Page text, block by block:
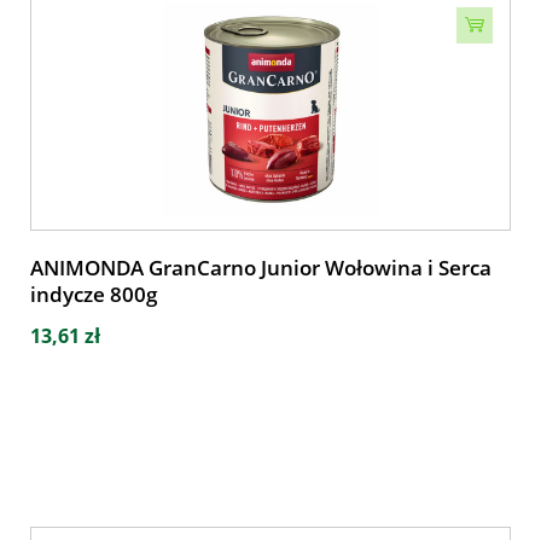
ANIMONDA GranCarno Junior Wołowina i Serca
indycze 800g
13,61 zł